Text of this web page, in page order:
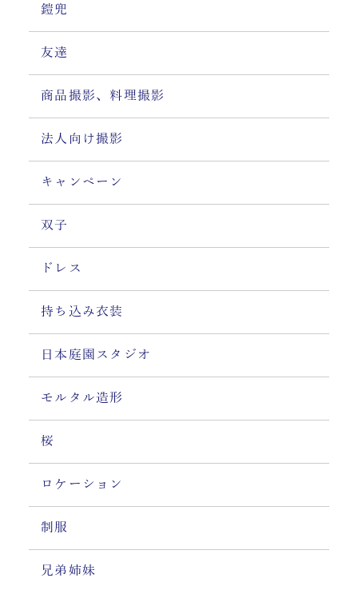
鎧兜
友達
商品撮影、料理撮影
法人向け撮影
キャンペーン
双子
ドレス
持ち込み衣装
日本庭園スタジオ
モルタル造形
桜
ロケーション
制服
兄弟姉妹